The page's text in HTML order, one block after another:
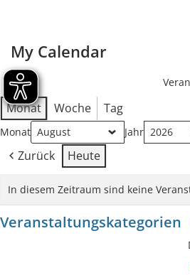
My Calendar
Monat Woche Tag
Monat Jahr
Zurück Heute
In diesem Zeitraum sind keine
Veranstaltungskategorien